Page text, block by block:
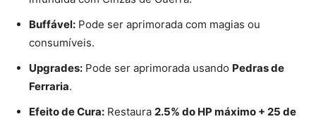
Buffável: Pode ser aprimorada com magias ou
consumíveis.
Upgrades: Pode ser aprimorada usando Pedras de
Ferraria.
Efeito de Cura: Restaura 2.5% do HP máximo + 25 de